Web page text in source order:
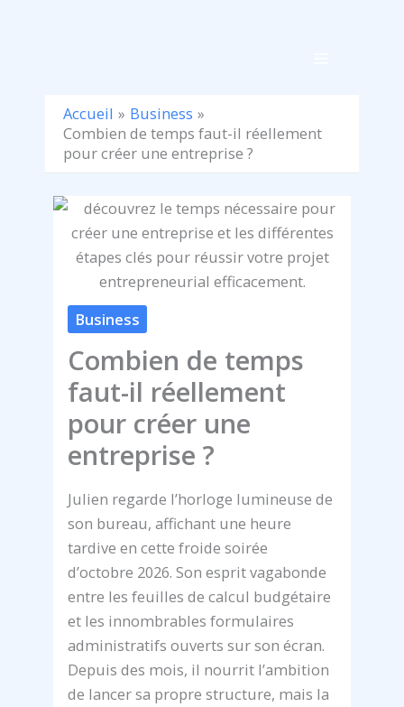
Accueil
Business
Combien de temps faut-il réellement
pour créer une entreprise ?
Business
Combien de temps
faut-il réellement
pour créer une
entreprise ?
Julien regarde l’horloge lumineuse de
son bureau, affichant une heure
tardive en cette froide soirée
d’octobre 2026. Son esprit vagabonde
entre les feuilles de calcul budgétaire
et les innombrables formulaires
administratifs ouverts sur son écran.
Depuis des mois, il nourrit l’ambition
de lancer sa propre structure, mais la